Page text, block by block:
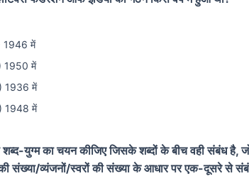
1946 में
1950 में
1936 में
1948 में
युग्म का चयन कीजिए जिसके शब्दों के बीच वही संबंध है,
की संख्या/व्यंजनों/स्वरों की संख्या के आधार पर एक-दूसरे से